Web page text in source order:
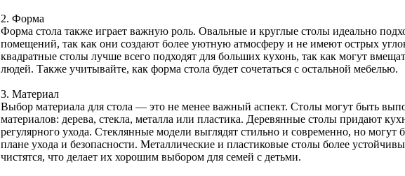
2. Форма
Форма стола также играет важную роль. Овальные и круглые столы идеально
помещений, так как они создают более уютную атмосферу и не имеют острых
квадратные столы лучше всего подходят для больших кухонь, так как могут
людей. Также учитывайте, как форма стола будет сочетаться с остальной мебелью.
3. Материал
Выбор материала для стола — это не менее важный аспект. Столы могут быть
материалов: дерева, стекла, металла или пластика. Деревянные столы придают
регулярного ухода. Стеклянные модели выглядят стильно и современно, но
плане ухода и безопасности. Металлические и пластиковые столы более
чистятся, что делает их хорошим выбором для семей с детьми.